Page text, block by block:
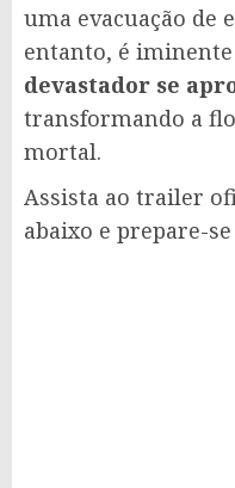
uma evacuação de
entanto, é
devastador se
transformando a
mortal.
Assista ao trailer
abaixo e prepare-